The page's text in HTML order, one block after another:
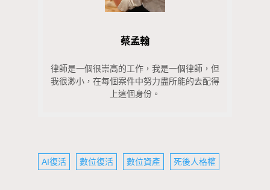
蔡孟翰
律師是一個很崇高的工作，我是一個律師，但
我很渺小，在每個案件中努力盡所能的去配得
上這個身份。
AI復活 數位復活 數位資產 死後人格權